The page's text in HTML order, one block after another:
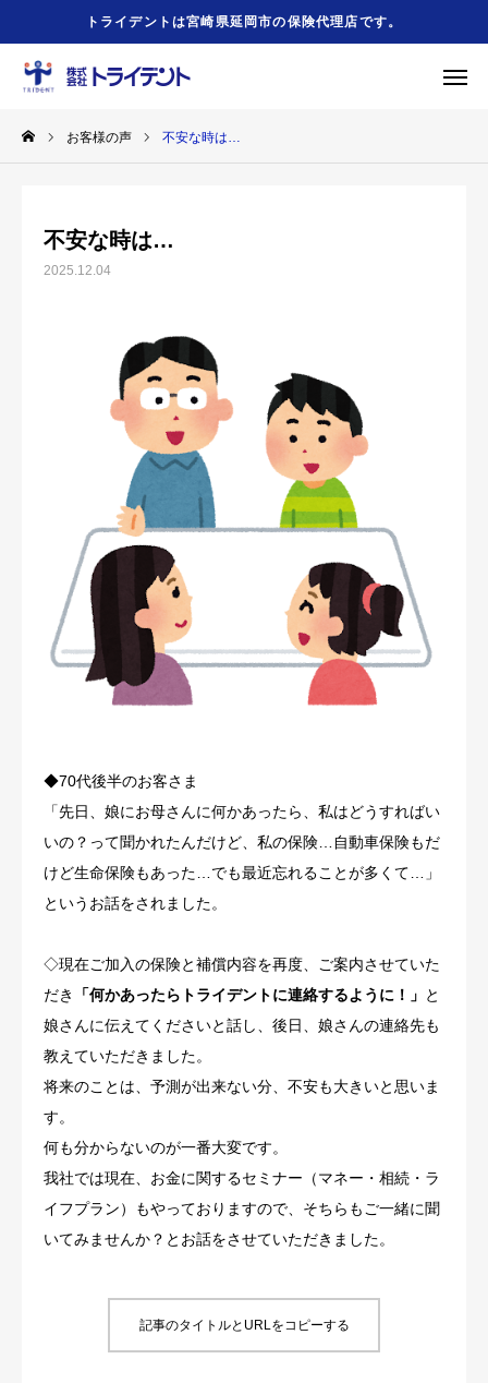
トライデントは宮崎県延岡市の保険代理店です。
お客様の声 不安な時は…
不安な時は…
2025.12.04
◆70代後半のお客さま
「先日、娘にお母さんに何かあったら、私はどうすればい
いの？って聞かれたんだけど、私の保険…自動車保険もだ
けど生命保険もあった…でも最近忘れることが多くて…」
というお話をされました。
◇現在ご加入の保険と補償内容を再度、ご案内させていた
だき
「何かあったらトライデントに連絡するように！」 と
娘さんに伝えてくださいと話し、後日、娘さんの連絡先も
教えていただきました。
将来のことは、予測が出来ない分、不安も大きいと思いま
す。
何も分からないのが一番大変です。
我社では現在、お金に関するセミナー（マネー・相続・ラ
イフプラン）もやっておりますので、そちらもご一緒に聞
いてみませんか？とお話をさせていただきました。
記事のタイトルとURLをコピーする
緊急時
HOME
トピックス
お問合せ
採用情報